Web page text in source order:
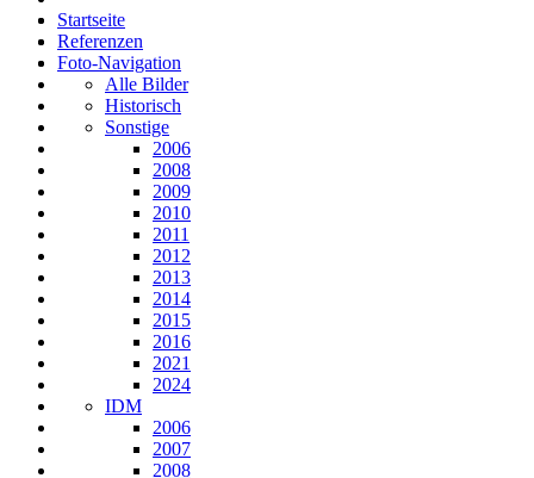
Startseite
Referenzen
Foto-Navigation
Alle Bilder
Historisch
Sonstige
2006
2008
2009
2010
2011
2012
2013
2014
2015
2016
2021
2024
IDM
2006
2007
2008